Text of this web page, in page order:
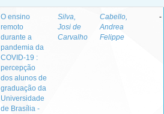
O ensino
remoto
durante a
pandemia da
COVID-19 :
percepção
dos alunos de
graduação da
Universidade
de Brasília -
Silva,
Josi de
Carvalho
Cabello,
Andrea
Felippe
-